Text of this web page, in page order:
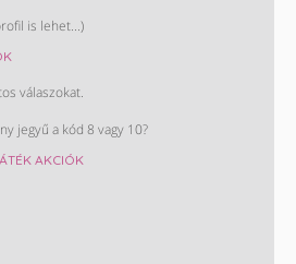
is lehet...)
válaszokat.
jegyű a kód 8 vagy 10?
AKCIÓK